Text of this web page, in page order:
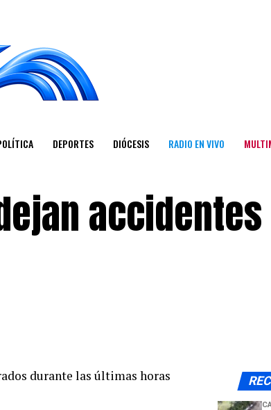
DEPORTES DIÓCESIS RADIO EN VIVO
accidentes
durante las últimas horas